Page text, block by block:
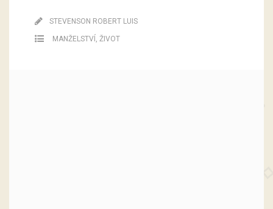
STEVENSON ROBERT LUIS
MANŽELSTVÍ, ŽIVOT